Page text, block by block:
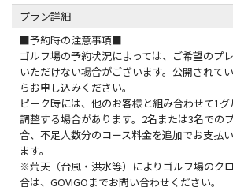
プラン詳細
■予約時の注意事項■
ゴルフ場の予約状況によっては、ご希望のプ
いただけない場合がございます。公開されて
らお申し込みください。
ピーク時には、他のお客様と組み合わせて1グ
調整する場合があります。2名または3名での
合、不足人数分のコース料金を追加でお支払
ます。
※荒天（台風・洪水等）によりゴルフ場のク
合は、GOVIGOまでお問い合わせください。